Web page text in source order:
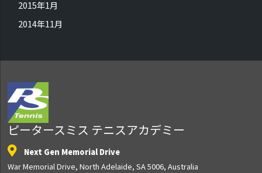
2015年1月
2014年11月
ピータースミス テニスアカデミー
Next Gen Memorial Drive
War Memorial Drive, North Adelaide, SA 5006, Australia